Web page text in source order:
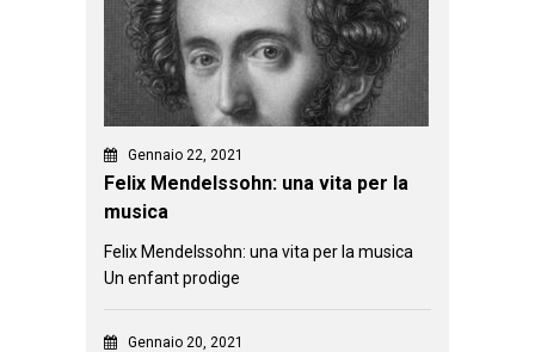
Gennaio 22, 2021
Felix Mendelssohn: una vita per la
musica
Felix Mendelssohn: una vita per la musica
Un enfant prodige
Gennaio 20, 2021